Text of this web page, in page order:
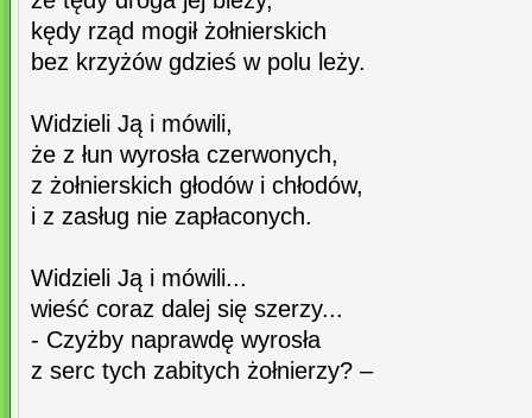
kędy rząd mogił żołnierskich
bez krzyżów gdzieś w polu leży.
Widzieli Ją i mówili,
że z łun wyrosła czerwonych,
z żołnierskich głodów i chłodów,
i z zasług nie zapłaconych.
Widzieli Ją i mówili...
wieść coraz dalej się szerzy...
- Czyżby naprawdę wyrosła
z serc tych zabitych żołnierzy? –